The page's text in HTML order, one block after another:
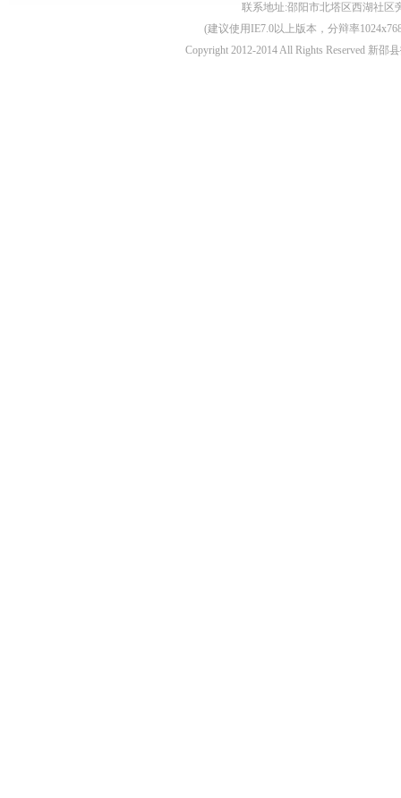
联系地址:邵阳市北塔区西湖社区
(建议使用IE7.0以上版本，分辩率
Copyright 2012-2014 All Rights Reserved 新